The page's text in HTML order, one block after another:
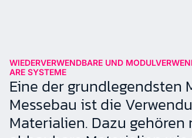
WIEDERVERWENDBARE UND
ARE SYSTEME
Eine der grundlegendsten
Messebau ist die
Materialien. Dazu